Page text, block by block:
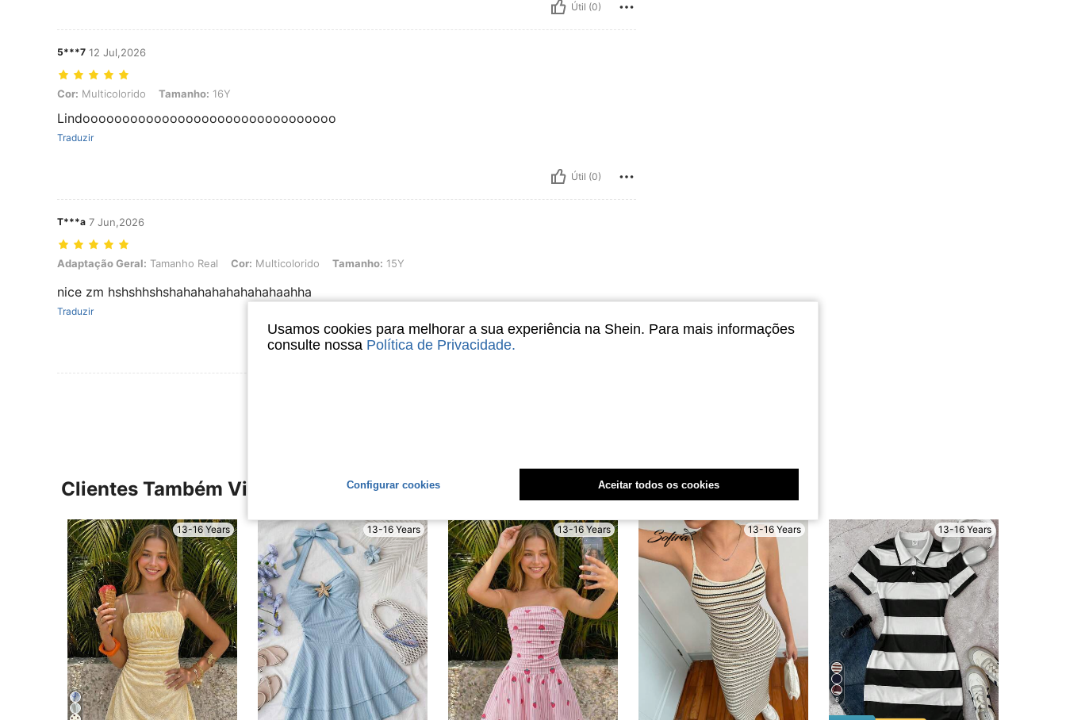
Útil (0)
5***7 12 Jul,2026
Cor: Multicolorido, Tamanho: 16Y
Cor: Multicolorido Tamanho: 16Y
Lindoooooooooooooooooooooooooooooooo
Traduzir
Útil (0)
T***a 7 Jun,2026
Adaptação Geral: Tamanho Real, Cor: Multicolorido, Tamanho: 15Y
Adaptação Geral: Tamanho Real Cor: Multicolorido Tamanho: 15Y
nice zm hshshhshshahahahahahahahaahha
Traduzir
Clientes Também Visitaram
13-16 Years 13-16 Years 13-16 Years 13-16 Years 13-16 Years
8
Usamos cookies para melhorar a sua experiência na Shein. Para mais informações
consulte nossa Política de Privacidade.
Configurar cookies Aceitar todos os cookies